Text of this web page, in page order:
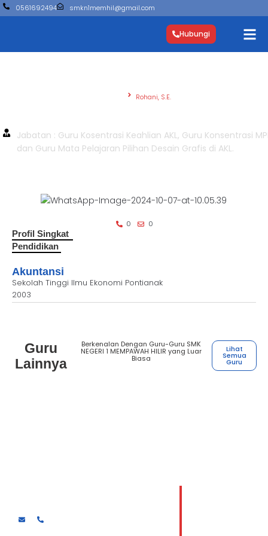
0561692494 smkn1memhil@gmail.com
Hubungi
Rohani, S.E.
Jabatan : Guru Kosentrasi Keahlian AKL, Guru Konsentrasi
dan Guru Mata Pelajaran Pilihan Desain Grafis di AKL.
0 0
Profil Singkat
Pendidikan
Akuntansi
Sekolah Tinggi Ilmu Ekonomi Pontianak
2003
Guru
Lainnya
Berkenalan Dengan Guru-Guru SMK
NEGERI 1 MEMPAWAH HILIR yang Luar
Biasa
Lihat
Semua
Guru